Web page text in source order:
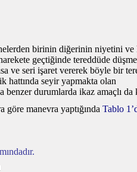
birinin diğerinin niyetini ve
geçtiğinde tereddüde
ve seri işaret vererek böyle bir
hattında seyir yapmakta olan
durumlarda ikaz amaçlı da
manevra yaptığında Tablo